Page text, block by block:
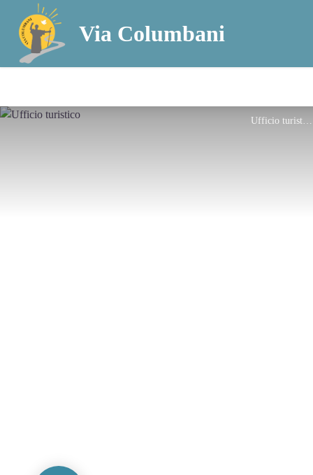
Via Columbani
Ufficio turistico